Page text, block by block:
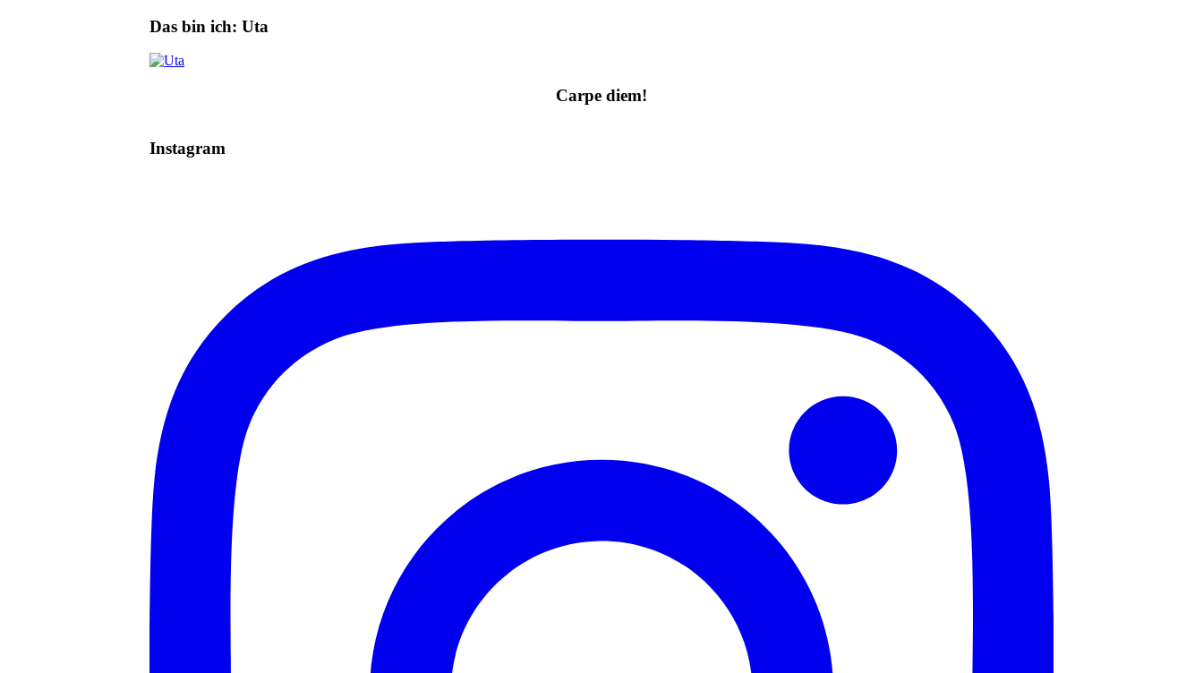
Das bin ich: Uta
Carpe diem!
Instagram